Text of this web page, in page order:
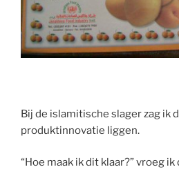
Bij de islamitische slager zag ik
produktinnovatie liggen.
“Hoe maak ik dit klaar?” vroeg ik